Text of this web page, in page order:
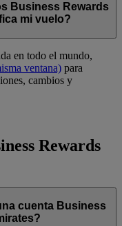
Business Rewards
mi vuelo?
en todo el mundo,
ventana) para
cambios y
Rewards
cuenta Business